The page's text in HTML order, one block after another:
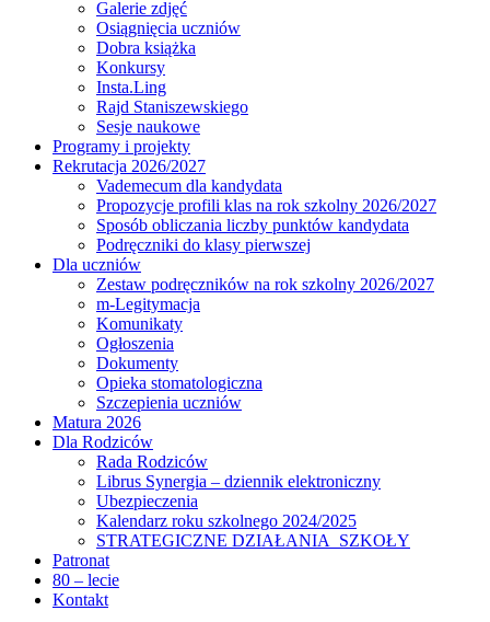
Galerie zdjęć
Osiągnięcia uczniów
Dobra książka
Konkursy
Insta.Ling
Rajd Staniszewskiego
Sesje naukowe
Programy i projekty
Rekrutacja 2026/2027
Vademecum dla kandydata
Propozycje profili klas na rok szkolny 2026/2027
Sposób obliczania liczby punktów kandydata
Podręczniki do klasy pierwszej
Dla uczniów
Zestaw podręczników na rok szkolny 2026/2027
m-Legitymacja
Komunikaty
Ogłoszenia
Dokumenty
Opieka stomatologiczna
Szczepienia uczniów
Matura 2026
Dla Rodziców
Rada Rodziców
Librus Synergia – dziennik elektroniczny
Ubezpieczenia
Kalendarz roku szkolnego 2024/2025
STRATEGICZNE DZIAŁANIA SZKOŁY
Patronat
80 – lecie
Kontakt